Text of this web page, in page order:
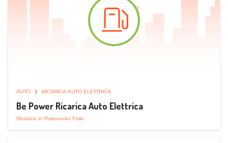
AUTO RICARICA AUTO ELETTRICA
Be Power Ricarica Auto Elettrica
Ricarica in Postazioni Fisse